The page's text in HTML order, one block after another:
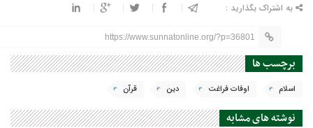
به اشتراک بگذارید :
https://www.sunnatonline.org/?p=36801
برچسب ها
اسلام اوفات فراغت دین قرآن
نوشته های مشابه